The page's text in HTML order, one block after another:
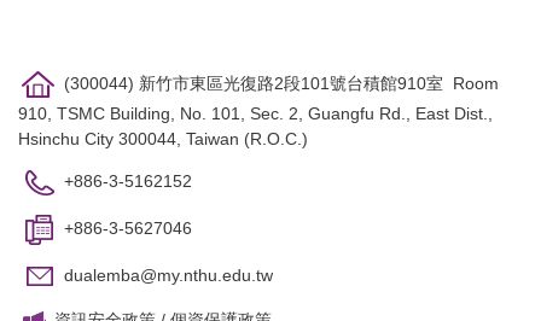
(300044) 新竹市東區光復路2段101號台積館910室 Room
910, TSMC Building, No. 101, Sec. 2, Guangfu Rd., East Dist.,
Hsinchu City 300044, Taiwan (R.O.C.)
+886-3-5162152
+886-3-5627046
dualemba@my.nthu.edu.tw